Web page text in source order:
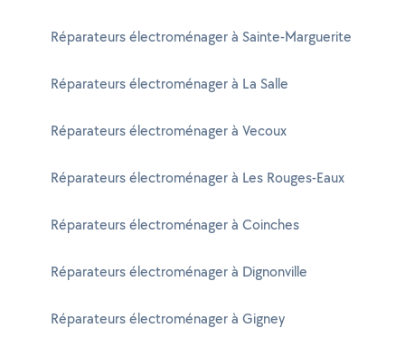
Réparateurs électroménager à Sainte-Marguerite
Réparateurs électroménager à La Salle
Réparateurs électroménager à Vecoux
Réparateurs électroménager à Les Rouges-Eaux
Réparateurs électroménager à Coinches
Réparateurs électroménager à Dignonville
Réparateurs électroménager à Gigney